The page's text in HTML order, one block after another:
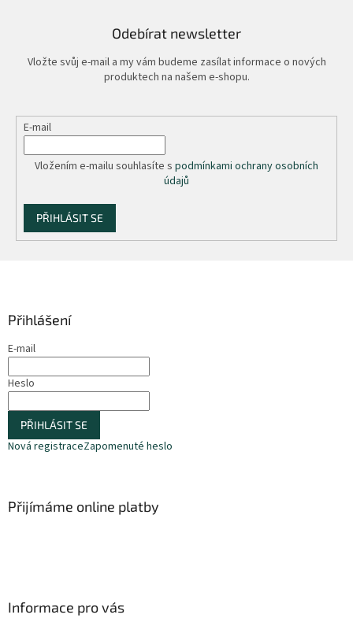
Odebírat newsletter
Vložte svůj e-mail a my vám budeme zasílat informace o nových
produktech na našem e-shopu.
E-mail
Vložením e-mailu souhlasíte s podmínkami ochrany osobních
údajů
PŘIHLÁSIT SE
Přihlášení
E-mail
Heslo
PŘIHLÁSIT SE
Nová registraceZapomenuté heslo
Přijímáme online platby
Informace pro vás